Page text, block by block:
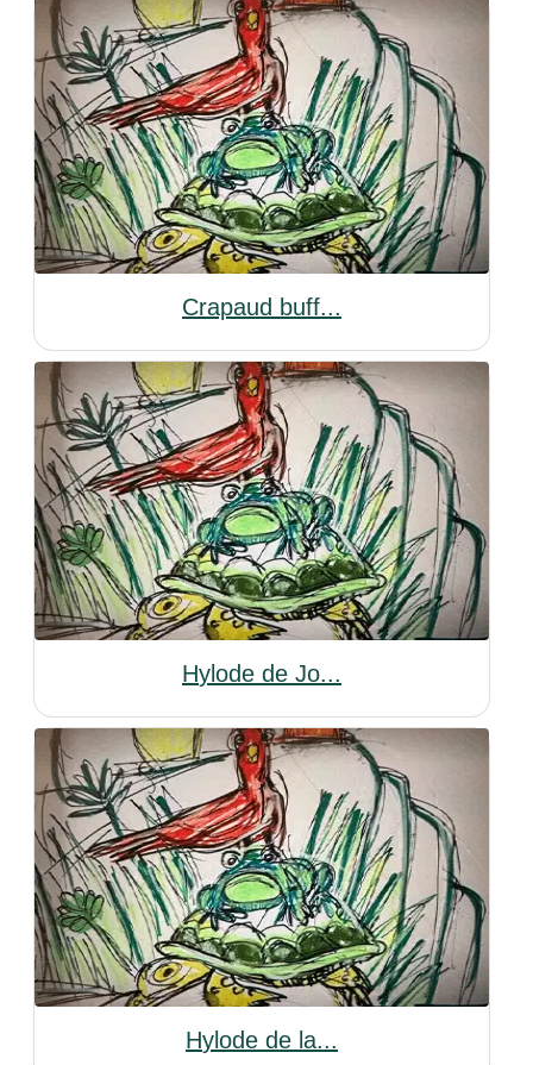
Crapaud buff...
Hylode de Jo...
Hylode de la...